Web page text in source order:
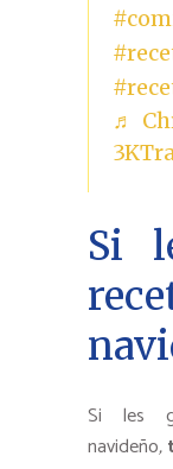
♬
Si
Si les
navideño,